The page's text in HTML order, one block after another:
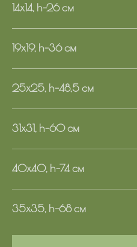
14х14, h-26 см
19х19, h-36 см
25х25, h-48,5 см
31х31, h-60 см
40х40, h-74 см
35х35, h-68 см